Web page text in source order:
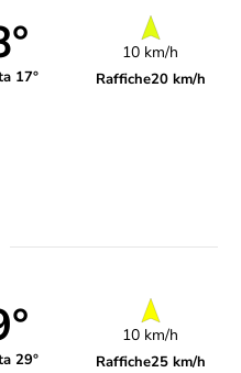
17°
10 km/h
Raffiche20 km/h
29°
10 km/h
Raffiche25 km/h